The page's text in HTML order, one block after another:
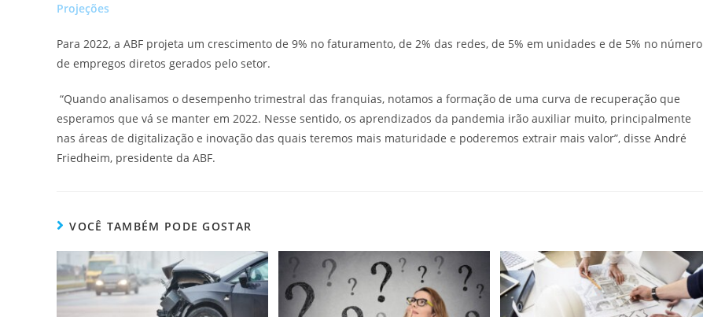
Projeções
Para 2022, a ABF projeta um crescimento de 9% no faturamento, de 2% das redes, de 5% em unidades e de 5% no número
de empregos diretos gerados pelo setor.
“Quando analisamos o desempenho trimestral das franquias, notamos a formação de uma curva de recuperação que
esperamos que vá se manter em 2022. Nesse sentido, os aprendizados da pandemia irão auxiliar muito, principalmente
nas áreas de digitalização e inovação das quais teremos mais maturidade e poderemos extrair mais valor”, disse André
Friedheim, presidente da ABF.
VOCÊ TAMBÉM PODE GOSTAR